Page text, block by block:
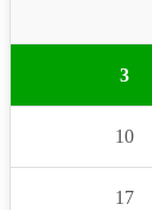
3
10
17